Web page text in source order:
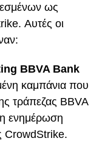
ως
Αυτές οι
BBVA Bank
καμπάνια που
τράπεζας BBVA
ενημέρωση
CrowdStrike.